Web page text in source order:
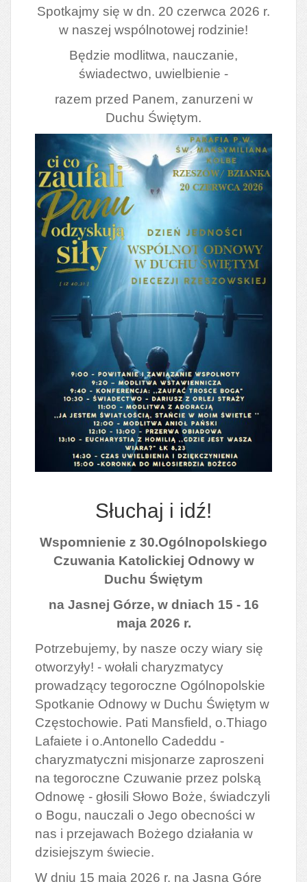
Spotkajmy się w dn. 20 czerwca 2026 r.
w naszej wspólnotowej rodzinie!
Będzie modlitwa, nauczanie,
świadectwo, uwielbienie -
razem przed Panem, zanurzeni w
Duchu Świętym.
Słuchaj i idź!
Wspomnienie z 30.Ogólnopolskiego
Czuwania Katolickiej Odnowy w
Duchu Świętym
na Jasnej Górze, w dniach 15 - 16
maja 2026 r.
Potrzebujemy, by nasze oczy wiary się
otworzyły! - wołali charyzmatycy
prowadzący tegoroczne Ogólnopolskie
Spotkanie Odnowy w Duchu Świętym w
Częstochowie. Pati Mansfield, o.Thiago
Lafaiete i o.Antonello Cadeddu -
charyzmatyczni misjonarze zaproszeni
na tegoroczne Czuwanie przez polską
Odnowę - głosili Słowo Boże, świadczyli
o Bogu, nauczali o Jego obecności w
nas i przejawach Bożego działania w
dzisiejszym świecie.
W dniu 15 maja 2026 r. na Jasną Górę